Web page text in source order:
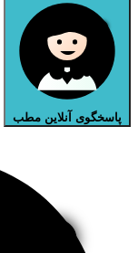
پاسخگوی آنلاین مطب